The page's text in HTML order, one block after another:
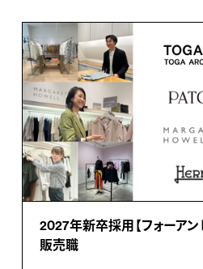
2027年新卒採用【フォーアン
販売職